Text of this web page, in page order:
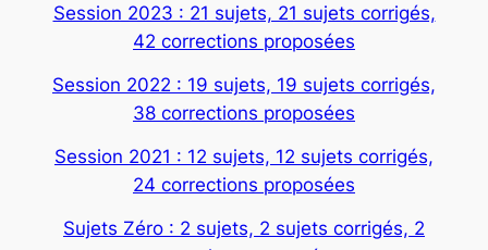
Session 2023 : 21 sujets, 21 sujets corrigés,
42 corrections proposées
Session 2022 : 19 sujets, 19 sujets corrigés,
38 corrections proposées
Session 2021 : 12 sujets, 12 sujets corrigés,
24 corrections proposées
Sujets Zéro : 2 sujets, 2 sujets corrigés, 2